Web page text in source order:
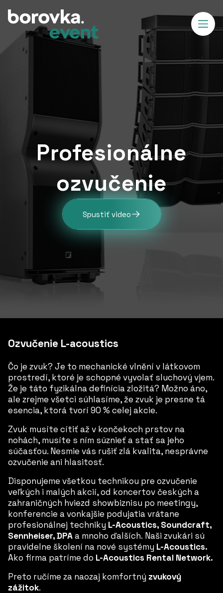
Profesionálne
ozvučenie
Spustiť video
Ozvučenie L-acoustics
Čo je zvuk? Je to mechanické vlnění v látkovom
prostredí, ktoré je schopné vyvolať sluchový vjem.
Že je táto fyzikálna definícia zložitá? Možno áno,
ale zrejme všetci súhlasíme, že zvuk je presne tá
esencia, ktorá tvorí 90 % celej akcie.
Zvuk musíte cítiť až v končekoch prstov na
nohách, musíte s ním súznieť a stať sa jeho
súčasťou. Nesmie vás rušiť zlá kvalita, nesprávne
ozvučenie ani hlasitosť.
Disponujeme všetkou technikou pre ozvučenie
veľkých i malých akcií, od koncertov českých a
zahraničných hviezd showbiznisu po meetingy,
konferencie a vonkajšie podujatia vrátane
profesionálnej techniky L-Acoustics, Soundcraft,
Sennheiser, DPAa mnoho ďalších. Naši zvukári sú
pravidelne školení na nové systémy L-Acoustics.
Ako firma patríme do L-Acoustics Rental Network.
Preto ručíme za naozaj komfortný zvukový
zážitok.